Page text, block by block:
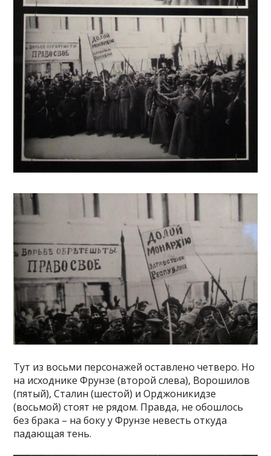
Тут из восьми персонажей оставлено четверо. Но
на исходнике Фрунзе (второй слева), Ворошилов
(пятый), Сталин (шестой) и Орджоникидзе
(восьмой) стоят не рядом. Правда, не обошлось
без брака – на боку у Фрунзе невесть откуда
падающая тень.